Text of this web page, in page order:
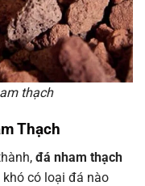
thạch
Thạch
đá nham thạch
có loại đá nào